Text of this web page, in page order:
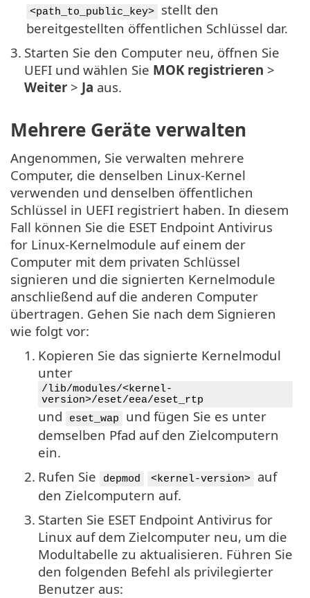
<path_to_public_key>
stellt den
bereitgestellten öffentlichen Schlüssel dar.
3. Starten Sie den Computer neu, öffnen Sie
UEFI und wählen Sie MOK registrieren >
Weiter > Ja aus.
Mehrere Geräte verwalten
Angenommen, Sie verwalten mehrere
Computer, die denselben Linux-Kernel
verwenden und denselben öffentlichen
Schlüssel in UEFI registriert haben. In diesem
Fall können Sie die ESET Endpoint Antivirus
for Linux-Kernelmodule auf einem der
Computer mit dem privaten Schlüssel
signieren und die signierten Kernelmodule
anschließend auf die anderen Computer
übertragen. Gehen Sie nach dem Signieren
wie folgt vor:
1. Kopieren Sie das signierte Kernelmodul
unter
/lib/modules/<kernel-
version>/eset/eea/eset_rtp
und eset_wap
und fügen Sie es unter
demselben Pfad auf den Zielcomputern
ein.
2. Rufen Sie depmod <kernel-version>
auf
den Zielcomputern auf.
3. Starten Sie ESET Endpoint Antivirus for
Linux auf dem Zielcomputer neu, um die
Modultabelle zu aktualisieren. Führen Sie
den folgenden Befehl als privilegierter
Benutzer aus: